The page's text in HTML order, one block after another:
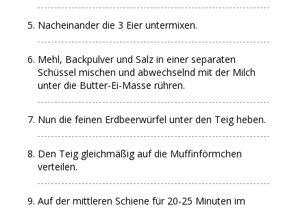
Nacheinander die 3 Eier untermixen.
Mehl, Backpulver und Salz in einer separaten
Schüssel mischen und abwechselnd mit der Milch
unter die Butter-Ei-Masse rühren.
Nun die feinen Erdbeerwürfel unter den Teig heben.
Den Teig gleichmäßig auf die Muffinförmchen
verteilen.
Auf der mittleren Schiene für 20-25 Minuten im